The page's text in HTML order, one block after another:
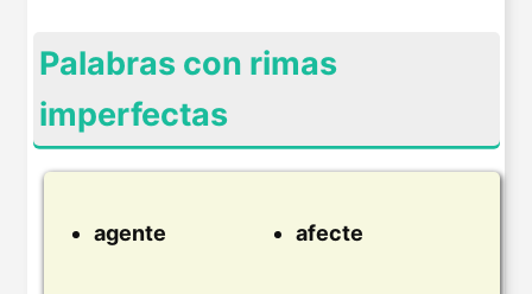
Palabras con rimas
imperfectas
agente afecte